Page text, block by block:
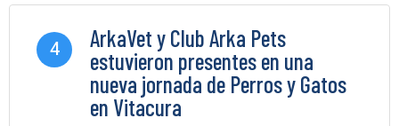
4
ArkaVet y Club Arka Pets
estuvieron presentes en una
nueva jornada de Perros y Gatos
en Vitacura